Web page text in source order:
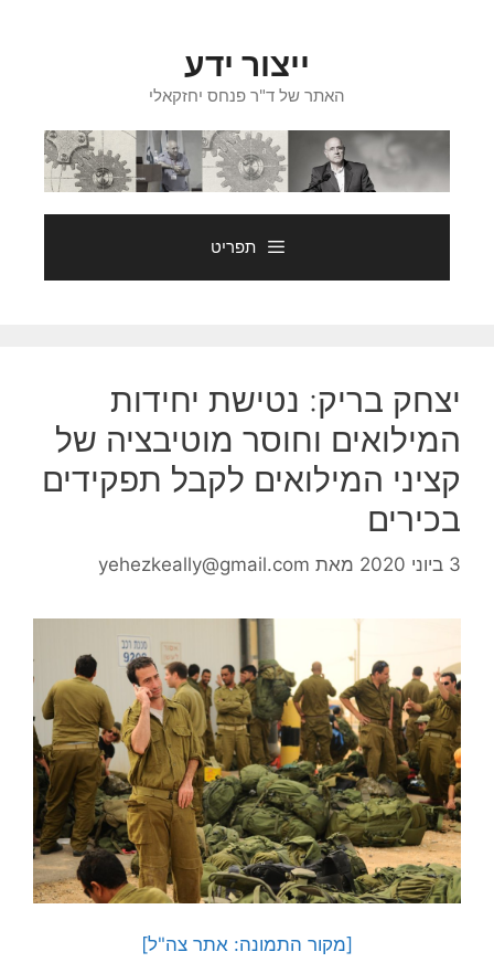
ייצור ידע
האתר של ד"ר פנחס יחזקאלי
תפריט
יצחק בריק: נטישת יחידות
המילואים וחוסר מוטיבציה של
קציני המילואים לקבל תפקידים
בכירים
3 ביוני 2020 מאת yehezkeally@gmail.com
[מקור התמונה: אתר צה"ל]